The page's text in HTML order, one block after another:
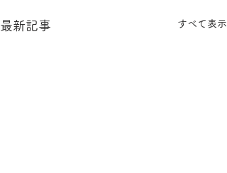
最新記事 すべて表示